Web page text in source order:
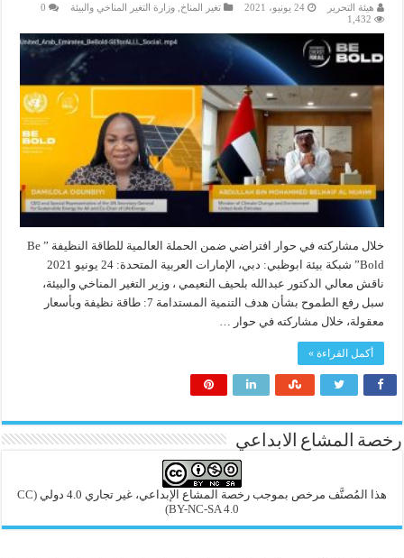
هيئة التحرير 24 يونيو، 2021 تغير المناخ وزارة التغير المناخي والبيئة
0
1,432
خلال مشاركته في حوار افتراضي ضمن الحملة العالمية للطاقة النظيفة ” Be
Bold” شبكة بيئة ابوظبي: دبي، الإمارات العربية المتحدة: 24 يونيو 2021
ناقش معالي الدكتور عبدالله بلحيف النعيمي ، وزير التغير المناخي والبيئة،
سبل رفع الطموح بشأن هدف التنمية المستدامة 7: طاقة نظيفة وبأسعار
معقولة، خلال مشاركته في حوار …
أكمل القراءة »
رخصة المشاع الابداعي
هذا المُصنَّف مرخص بموجب رخصة المشاع الإبداعي، غير تجاري 4.0 دولي
(CC
BY-NC-SA 4.0)